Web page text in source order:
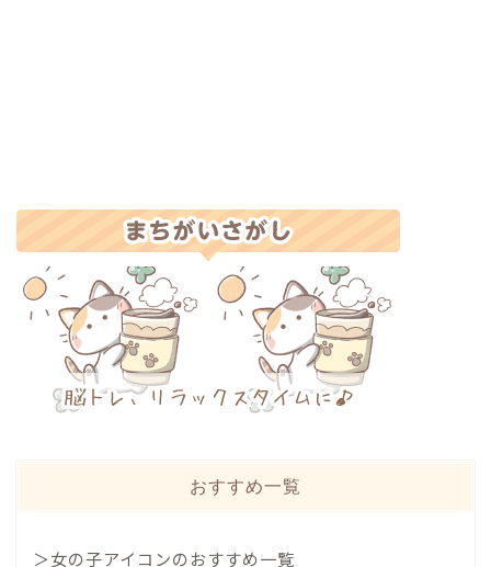
おすすめ一覧
＞女の子アイコンのおすすめ一覧